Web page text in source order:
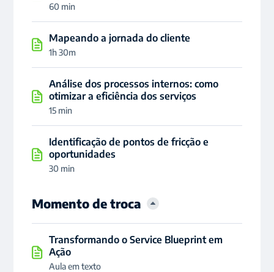
60 min
Mapeando a jornada do cliente
1h 30m
Análise dos processos internos: como
otimizar a eficiência dos serviços
15 min
Identificação de pontos de fricção e
oportunidades
30 min
Momento de troca
Transformando o Service Blueprint em
Ação
Aula em texto